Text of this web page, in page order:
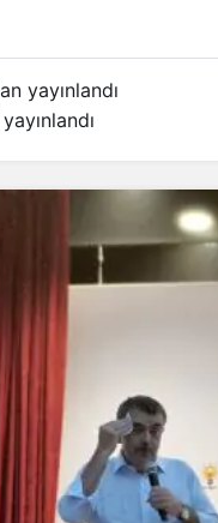
yayınlandı
yayınlandı